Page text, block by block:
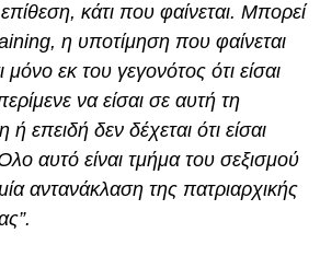
κάτι που φαίνεται. Μπορεί
η υποτίμηση που φαίνεται
εκ του γεγονότος ότι είσαι
να είσαι σε αυτή τη
ή επειδή δεν δέχεται ότι είσαι
αυτό είναι τμήμα του σεξισμού
αντανάκλαση της πατριαρχικής